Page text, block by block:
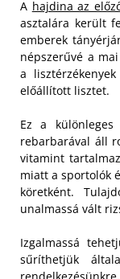
A hajdina az
asztalára került
emberek
népszerűvé a
a
előállított lisztet.
Ez a
rebarbarával áll
vitamint
miatt a sportolók
köretként.
unalmassá vált
Izgalmassá
sűríthetjük